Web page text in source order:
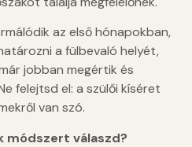
az első hónapokban,
a fülbevaló helyét,
jobban megértik és
felejtsd el: a szülői kíséret
van szó.
módszert válaszd?